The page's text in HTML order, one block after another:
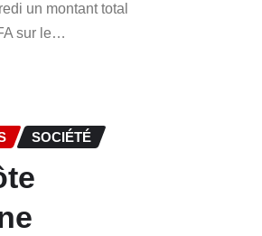
un montant total
sur le…
SOCIÉTÉ